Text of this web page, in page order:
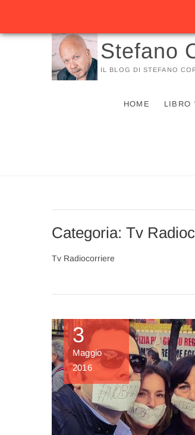
Vai
Stefano
IL BLOG DI STEFANO
HOME LIBRO
Categoria: Tv
Tv Radiocorriere
3
Maggio
2016